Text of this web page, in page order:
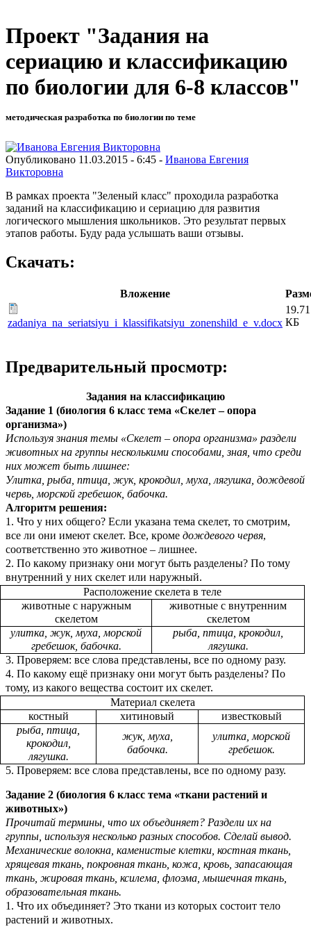
Проект "Задания на
сериацию и классификацию
по биологии для 6-8 классов"
методическая разработка по биологии по теме
Опубликовано 11.03.2015 - 6:45 - Иванова Евгения
Викторовна
В рамках проекта "Зеленый класс" проходила разработка
заданий на классификацию и сериацию для развития
логического мышления школьников. Это результат первых
этапов работы. Буду рада услышать ваши отзывы.
Скачать:
Вложение
zadaniya_na_seriatsiyu_i_klassifikatsiyu_zonenshild_e_v.docx
19.71
КБ
Предварительный просмотр:
Задания на классификацию
Задание 1 (биология 6 класс тема «Скелет – опора
организма»)
Используя знания темы «Скелет – опора организма» раздели
животных на группы несколькими способами, зная, что среди
них может быть лишнее:
Улитка, рыба, птица, жук, крокодил, муха, лягушка, дождевой
червь, морской гребешок, бабочка.
Алгоритм решения:
1. Что у них общего? Если указана тема скелет, то смотрим,
все ли они имеют скелет. Все, кроме дождевого червя,
соответственно это животное – лишнее.
2. По какому признаку они могут быть разделены? По тому
внутренний у них скелет или наружный.
Расположение скелета в теле
животные с наружным
скелетом
животные с внутренним
скелетом
улитка, жук, муха, морской
гребешок, бабочка.
рыба, птица, крокодил,
лягушка.
3. Проверяем: все слова представлены, все по одному разу.
4. По какому ещё признаку они могут быть разделены? По
тому, из какого вещества состоит их скелет.
Материал скелета
костный
хитиновый
известковый
рыба, птица,
крокодил,
лягушка.
жук, муха,
бабочка.
улитка, морской
гребешок.
5. Проверяем: все слова представлены, все по одному разу.
Задание 2 (биология 6 класс тема «ткани растений и
животных»)
Прочитай термины, что их объединяет? Раздели их на
группы, используя несколько разных способов. Сделай вывод.
Механические волокна, каменистые клетки, костная ткань,
хрящевая ткань, покровная ткань, кожа, кровь, запасающая
ткань, жировая ткань, ксилема, флоэма, мышечная ткань,
образовательная ткань.
1. Что их объединяет? Это ткани из которых состоит тело
растений и животных.